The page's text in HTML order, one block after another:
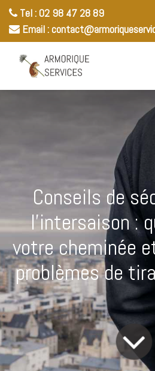
Tel : 02 98 47 28 89​
Email :
Conseils de
l’intersaison :
votre cheminée
problèmes de